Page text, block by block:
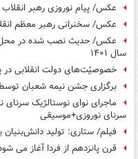
عکس/ پیام نوروزی رهبر انقلاب
عکس/ سخنرانی رهبر معظم
عکس/ حدیث نصب شده در محل
سال ۱۴۰۱
خصوصیّت‌های دولت انقلابی در
برگزاری جشن نیمه شعبان
ماجرای نوای نوستالژیک
سرنای نوروزی+موسیقی
فیلم/ ستاری: تولید
قرن پانزدهم از فردا آغاز می